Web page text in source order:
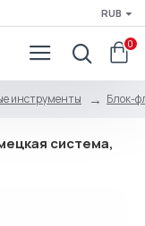
RUB
0
инструменты Блок-
система,